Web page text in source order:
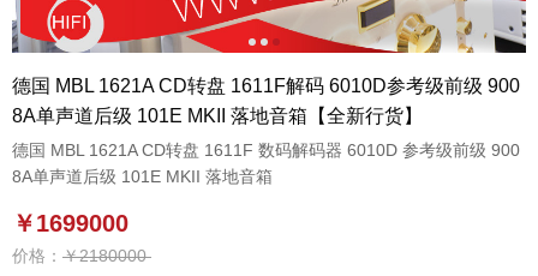
1 2 3
德国 MBL 1621A CD转盘 1611F解码 6010D参考级前级 900
8A单声道后级 101E MKII 落地音箱【全新行货】
德国 MBL 1621A CD转盘 1611F 数码解码器 6010D 参考级前级 900
8A单声道后级 101E MKII 落地音箱
￥1699000
价格： ￥2180000